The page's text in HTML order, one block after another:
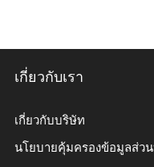
เกี่ยวกับเรา
เกี่ยวกับบริษัท
นโยบายคุ้มครองข้อมูลส่ว